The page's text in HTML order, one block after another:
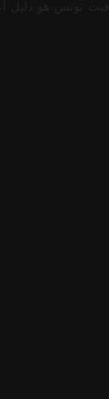
تونس هو دليل